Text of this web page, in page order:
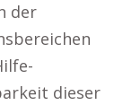
der
dieser